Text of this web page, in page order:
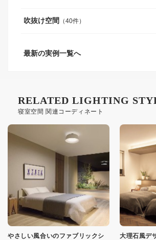
吹抜け空間 （40件）
最新の実例一覧へ
寝室空間 関連コーディネート
RELATED LIGHTING
やさしい風合いのファブリックシ
大理石風デ